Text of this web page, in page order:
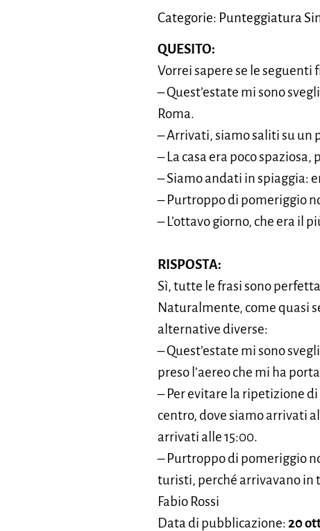
Categorie: Punteggiatura
QUESITO:
Vorrei sapere se le
– Quest’estate mi sono
Roma.
– Arrivati, siamo saliti su un
– La casa era poco
– Siamo andati in spiaggia:
– Purtroppo di pomeriggio
– L’ottavo giorno, che era il
RISPOSTA:
Sì, tutte le frasi sono
Naturalmente, come quasi
alternative diverse:
– Quest’estate mi sono
preso l’aereo che mi ha
– Per evitare la ripetizione di
centro, dove siamo arrivati
arrivati alle 15:00.
– Purtroppo di pomeriggio
turisti, perché arrivavano in
Fabio Rossi
Data di pubblicazione:20